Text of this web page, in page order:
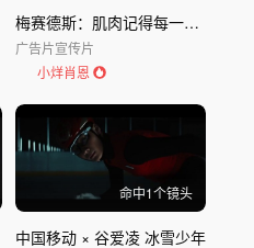
梅赛德斯：肌肉记得每一个动作
广告片宣传片
小烊肖恩
命中1个镜头
中国移动 × 谷爱凌 冰雪少年